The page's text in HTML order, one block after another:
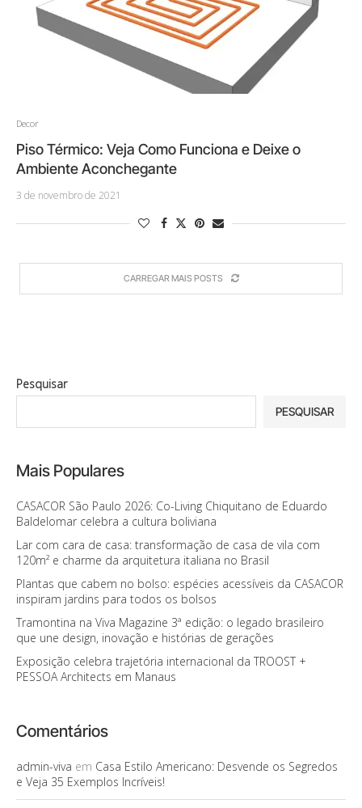
Decor
Piso Térmico: Veja Como Funciona e Deixe o
Ambiente Aconchegante
3 de novembro de 2021
CARREGAR MAIS POSTS
Pesquisar
PESQUISAR
Mais Populares
CASACOR São Paulo 2026: Co-Living Chiquitano de Eduardo
Baldelomar celebra a cultura boliviana
Lar com cara de casa: transformação de casa de vila com
120m² e charme da arquitetura italiana no Brasil
Plantas que cabem no bolso: espécies acessíveis da CASACOR
inspiram jardins para todos os bolsos
Tramontina na Viva Magazine 3ª edição: o legado brasileiro
que une design, inovação e histórias de gerações
Exposição celebra trajetória internacional da TROOST +
PESSOA Architects em Manaus
Comentários
admin-viva em Casa Estilo Americano: Desvende os Segredos
e Veja 35 Exemplos Incríveis!